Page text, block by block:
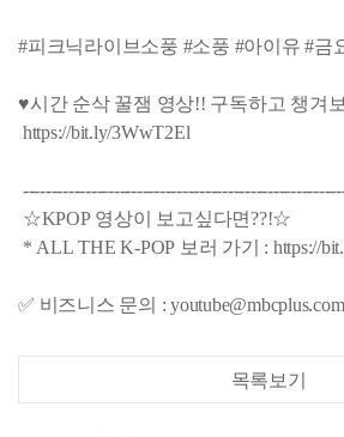
#피크닉라이브소풍 #소풍 #아이유 #금
♥시간 순삭 꿀잼 영상!! 구독하고 챙겨
https://bit.ly/3WwT2El
☆KPOP 영상이 보고싶다면??!☆
* ALL THE K-POP 보러 가기 : https://
✅ 비즈니스 문의 : youtube@mbcplus.com
목록보기